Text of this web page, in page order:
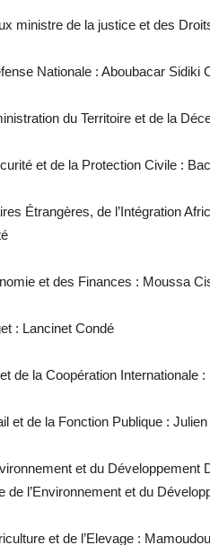
ministre de la justice et des
Nationale : Aboubacar Sidiki
du Territoire et de la
et de la Protection Civile :
Étrangères, de l’Intégration
et des Finances : Moussa
: Lancinet Condé
de la Coopération Internationale
et de la Fonction Publique :
et du
de l’Environnement et du
et de l’Elevage :